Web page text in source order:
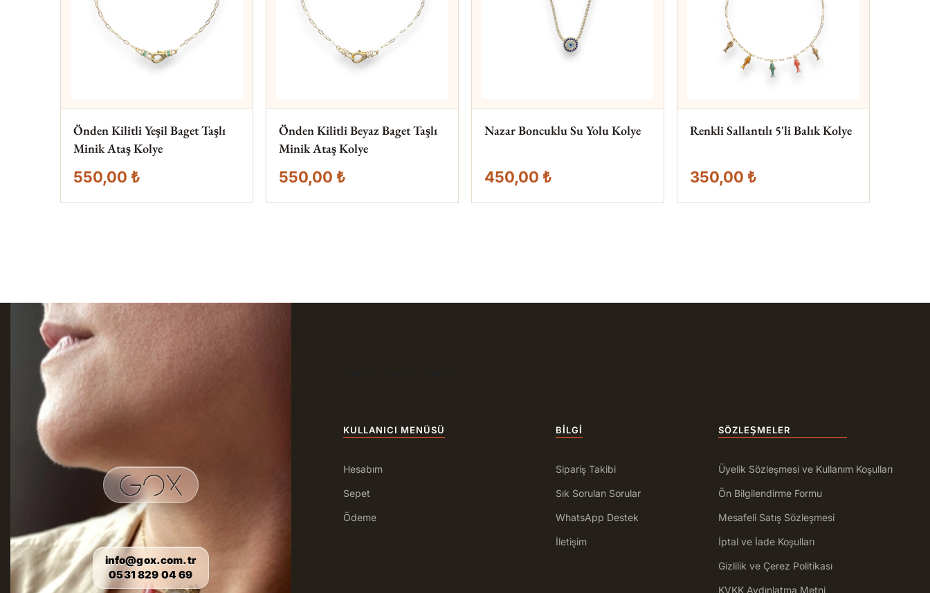
Önden Kilitli Yeşil Baget Taşlı
Minik Ataş Kolye
550,00 ₺
Önden Kilitli Beyaz Baget Taşlı
Minik Ataş Kolye
550,00 ₺
Nazar Boncuklu Su Yolu Kolye
450,00 ₺
Renkli Sallantılı 5'li Balık Kolye
350,00 ₺
info@gox.com.tr
0531 829 04 69
KULLANICI MENÜSÜ
Hesabım
Sepet
Ödeme
BILGI
Sipariş Takibi
Sık Sorulan Sorular
WhatsApp Destek
İletişim
SÖZLEŞMELER
Üyelik Sözleşmesi ve Kullanım Koşulları
Ön Bilgilendirme Formu
Mesafeli Satış Sözleşmesi
İptal ve İade Koşulları
Gizlilik ve Çerez Politikası
KVKK Aydınlatma Metni